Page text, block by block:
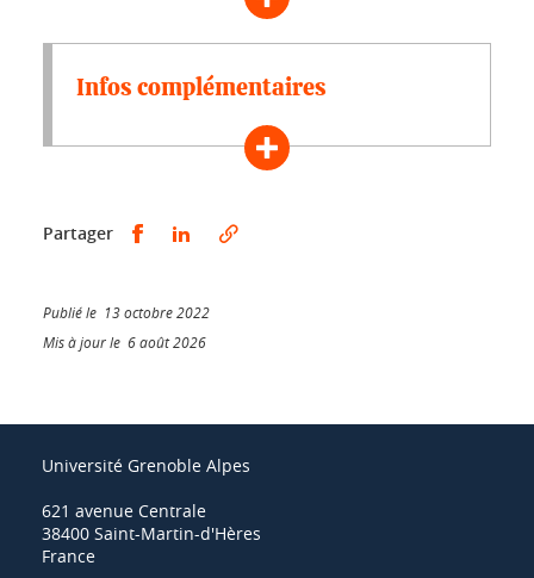
Infos complémentaires
Partager Partager sur Facebook
Partager sur LinkedIn
Publié le 13 octobre 2022
Mis à jour le 6 août 2026
Université Grenoble Alpes
621 avenue Centrale
38400 Saint-Martin-d'Hères
France